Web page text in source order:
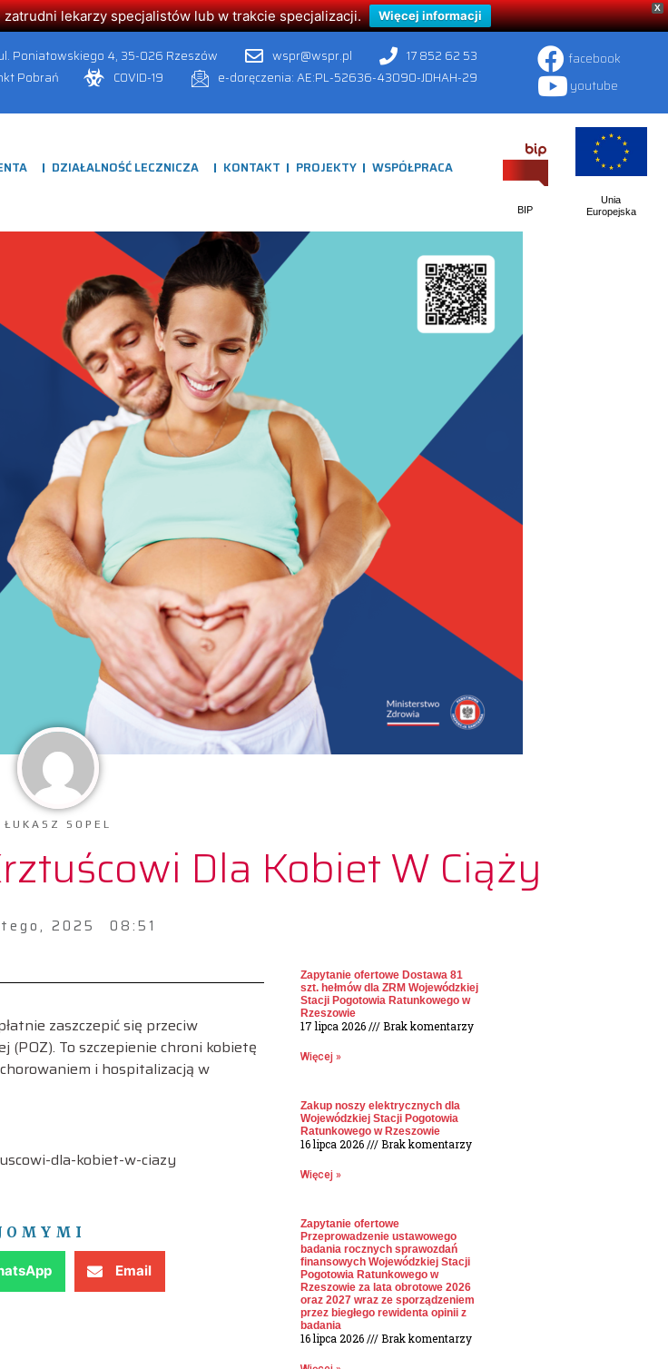
X
lekarzy specjalistów lub w trakcie specjalizacji. Więcej informacji
Poniatowskiego 4, 35-026 Rzeszów wspr@wspr.pl
17 852 62 53
Pobrań
COVID-19 e-doręczenia: AE:PL-52636-43090-JDHAH-29
facebook
youtube
DZIAŁALNOŚĆ LECZNICZA KONTAKT PROJEKTY WSPÓŁPRACA
BIP
Unia
Europejska
ŁUKASZ SOPEL
Dla Kobiet W Ciąży
2025 08:51
zaszczepić się przeciw
To szczepienie chroni kobietę
i hospitalizacją w
dla-kobiet-w-ciazy
Email
Zapytanie ofertowe Dostawa 81
szt. hełmów dla ZRM Wojewódzkiej
Stacji Pogotowia Ratunkowego w
Rzeszowie
17 lipca 2026 Brak komentarzy
Więcej »
Zakup noszy elektrycznych dla
Wojewódzkiej Stacji Pogotowia
Ratunkowego w Rzeszowie
16 lipca 2026 Brak komentarzy
Więcej »
Zapytanie ofertowe
Przeprowadzenie ustawowego
badania rocznych sprawozdań
finansowych Wojewódzkiej Stacji
Pogotowia Ratunkowego w
Rzeszowie za lata obrotowe 2026
oraz 2027 wraz ze sporządzeniem
przez biegłego rewidenta opinii z
badania
16 lipca 2026 Brak komentarzy